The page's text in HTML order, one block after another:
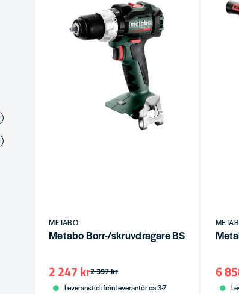
METABO
Metabo Borr-/skruvdragare BS 18 LT BL
2 397 kr
2 247 kr
Leveranstid ifrån leverantör ca 3-7
6